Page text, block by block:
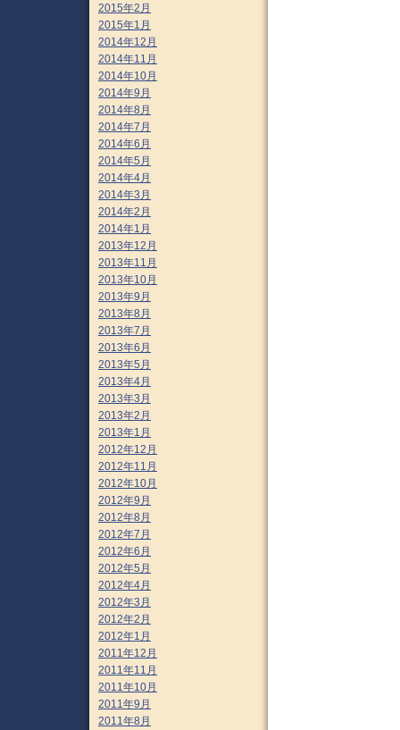
2015年2月
2015年1月
2014年12月
2014年11月
2014年10月
2014年9月
2014年8月
2014年7月
2014年6月
2014年5月
2014年4月
2014年3月
2014年2月
2014年1月
2013年12月
2013年11月
2013年10月
2013年9月
2013年8月
2013年7月
2013年6月
2013年5月
2013年4月
2013年3月
2013年2月
2013年1月
2012年12月
2012年11月
2012年10月
2012年9月
2012年8月
2012年7月
2012年6月
2012年5月
2012年4月
2012年3月
2012年2月
2012年1月
2011年12月
2011年11月
2011年10月
2011年9月
2011年8月